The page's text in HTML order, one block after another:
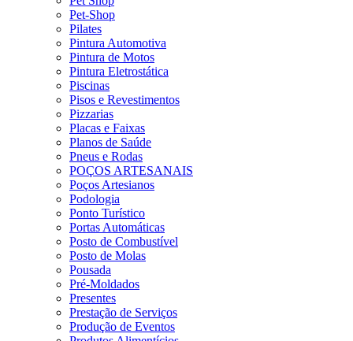
Pet-Shop
Pilates
Pintura Automotiva
Pintura de Motos
Pintura Eletrostática
Piscinas
Pisos e Revestimentos
Pizzarias
Placas e Faixas
Planos de Saúde
Pneus e Rodas
POÇOS ARTESANAIS
Poços Artesianos
Podologia
Ponto Turístico
Portas Automáticas
Posto de Combustível
Posto de Molas
Pousada
Pré-Moldados
Presentes
Prestação de Serviços
Produção de Eventos